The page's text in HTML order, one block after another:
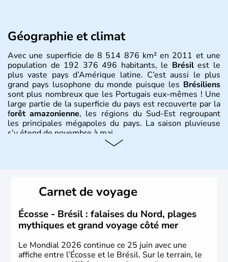
Géographie et climat
Avec une superficie de 8 514 876 km² en 2011 et une
population de 192 376 496 habitants, le Brésilest le
plus vaste pays d’Amérique latine. C’est aussi le plus
grand pays lusophone du monde puisque les Brésiliens
sont plus nombreux que les Portugais eux-mêmes ! Une
large partie de la superficie du pays est recouverte par la
forêt amazonienne, les régions du Sud-Est regroupant
les principales mégapoles du pays. La saison pluvieuse
s’y étend de novembre à mai.
du Brésil ont été atteintes par le portugais Cabral en
1500. Durant le XVIe siècle, de très nombreux esclaves
venus d'Afrique ont permis une large exploitation des
ressources en sucre du pays.
Carnet de voyage
Écosse - Brésil : falaises du Nord, plages
mythiques et grand voyage côté mer
Le Mondial 2026 continue ce 25 juin avec une
affiche entre l’Écosse et le Brésil. Sur le terrain, le